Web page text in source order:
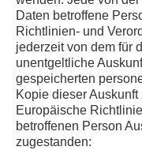
Daten betroffene
Richtlinien- und
jederzeit von dem für
unentgeltliche
gespeicherten
Kopie dieser
Europäische
betroffenen Person
zugestanden: